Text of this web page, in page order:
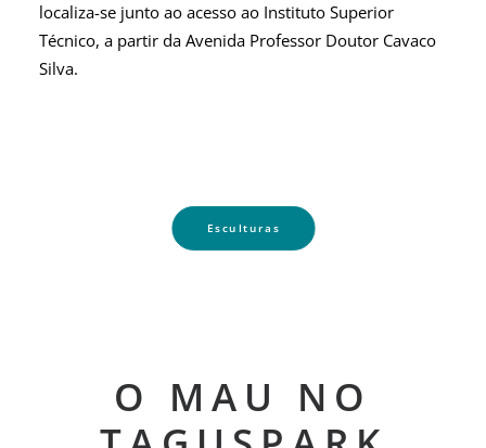
localiza-se junto ao acesso ao Instituto Superior
Técnico, a partir da Avenida Professor Doutor Cavaco
Silva.
Esculturas
O MAU NO